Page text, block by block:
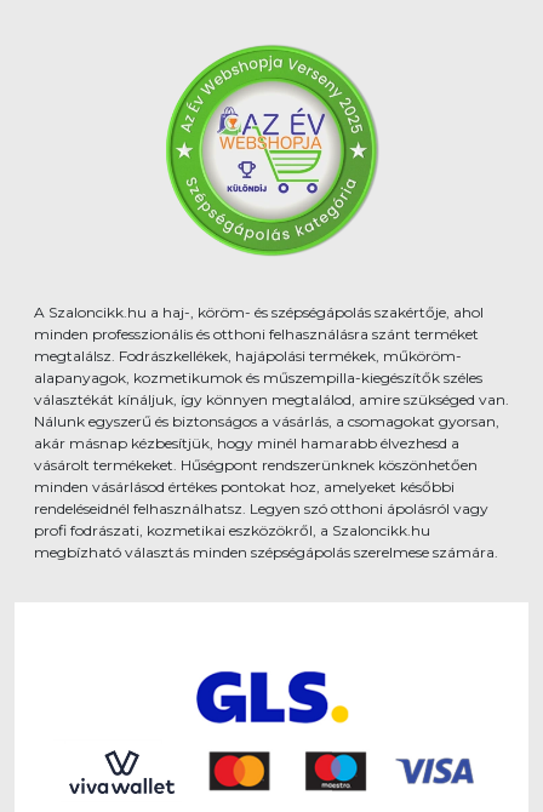
A Szaloncikk.hu a haj-, köröm- és szépségápolás szakértője, ahol
minden professzionális és otthoni felhasználásra szánt terméket
megtalálsz. Fodrászkellékek, hajápolási termékek, műköröm-
alapanyagok, kozmetikumok és műszempilla-kiegészítők széles
választékát kínáljuk, így könnyen megtalálod, amire szükséged van.
Nálunk egyszerű és biztonságos a vásárlás, a csomagokat gyorsan,
akár másnap kézbesítjük, hogy minél hamarabb élvezhesd a
vásárolt termékeket. Hűségpont rendszerünknek köszönhetően
minden vásárlásod értékes pontokat hoz, amelyeket későbbi
rendeléseidnél felhasználhatsz. Legyen szó otthoni ápolásról vagy
profi fodrászati, kozmetikai eszközökről, a Szaloncikk.hu
megbízható választás minden szépségápolás szerelmese számára.